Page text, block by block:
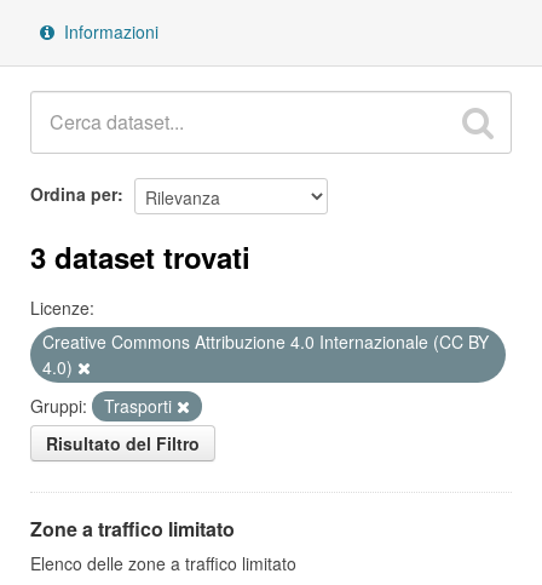
Informazioni
Ordina per
3 dataset trovati
Licenze:
Creative Commons Attribuzione 4.0 Internazionale (CC BY
4.0)
Gruppi:
Trasporti
Risultato del Filtro
Zone a traffico limitato
Elenco delle zone a traffico limitato